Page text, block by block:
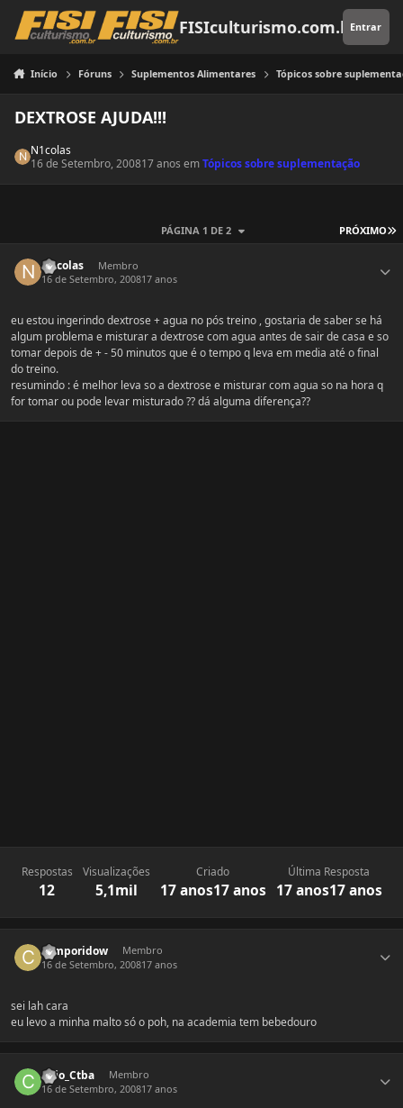
Pular para o conteúdo
FISIculturismo.com.brEntrar
Início Fóruns Suplementos Alimentares Tópicos sobre
DEXTROSE AJUDA!!!
N1colas
16 de Setembro, 200817 anos emTópicos sobre suplementação
PRÓXIMO
PÁGINA 1 DE 2
N1colas
Membro
16 de Setembro, 200817 anos
eu estou ingerindo dextrose + agua no pós treino , gostaria de saber se há
algum problema e misturar a dextrose com agua antes de sair de casa e so
tomar depois de + - 50 minutos que é o tempo q leva em media até o final
do treino.
resumindo : é melhor leva so a dextrose e misturar com agua so na hora q
for tomar ou pode levar misturado ?? dá alguma diferença??
Respostas
12
Visualizações
5,1mil
Criado
17 anos17 anos
Última Resposta
17 anos17 anos
camporidow
Membro
16 de Setembro, 200817 anos
sei lah cara
eu levo a minha malto só o poh, na academia tem bebedouro
Caio_Ctba
Membro
16 de Setembro, 200817 anos